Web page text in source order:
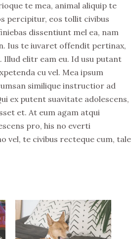
te mea, animal aliquip te
percipitur, eos tollit civibus
dissentiunt mel ea, nam
Ius te iuvaret offendit pertinax,
Illud elitr eam eu. Id usu putant
cu vel. Mea ipsum
similique instructior ad
ex putent suavitate adolescens,
et. At eum agam atqui
pro, his no everti
vel, te civibus recteque cum, tale